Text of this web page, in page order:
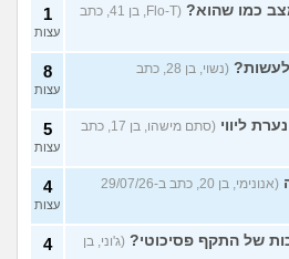
כמו שהוא?
(Flo-T, בן 41, כתב
1
עצות
(נשוי, בן 28, כתב
8
עצות
ליווי
(סתם מישהו, בן 17, כתב
5
עצות
(אנונימי, בן 20, כתב ב-29/07/26
4
עצות
של התקף פסיכוטי? (ג'וני, בן
4